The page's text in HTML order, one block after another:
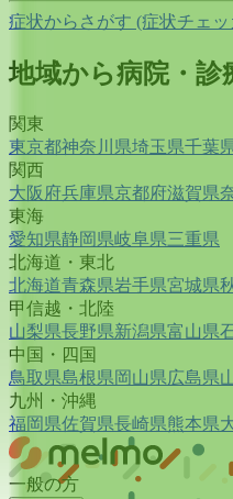
症状からさがす (症状チェ
地域から病院・診
関東
東京都神奈川県埼玉県千葉
関西
大阪府兵庫県京都府滋賀県
東海
愛知県静岡県岐阜県三重県
北海道・東北
北海道青森県岩手県宮城県
甲信越・北陸
山梨県長野県新潟県富山県
中国・四国
鳥取県島根県岡山県広島県
九州・沖縄
福岡県佐賀県長崎県熊本県
一般の方